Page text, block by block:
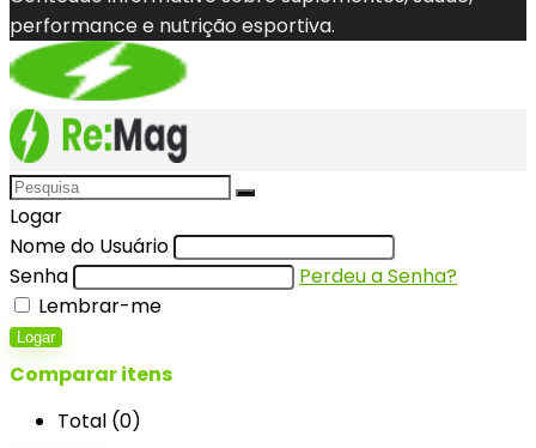
performance e nutrição esportiva.
Logar
Nome do Usuário
Senha
Perdeu a Senha?
Lembrar-me
Logar
Comparar itens
Total (0)